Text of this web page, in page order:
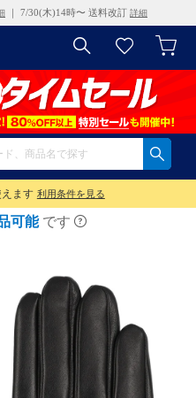
｜ 7/30(木)14時〜 送料改訂 詳細
ます 利用条件を見る
可能 です